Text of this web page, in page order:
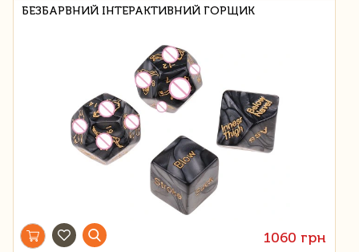
БЕЗБАРВНИЙ ІНТЕРАКТИВНИЙ ГОРЩИК
1060 грн